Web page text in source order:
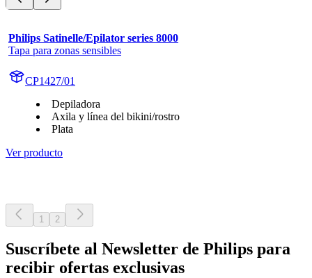
Philips Satinelle/Epilator series 8000
Tapa para zonas sensibles
CP1427/01
Depiladora
Axila y línea del bikini/rostro
Plata
Ver producto
1 2
Suscríbete al Newsletter de Philips para
recibir ofertas exclusivas